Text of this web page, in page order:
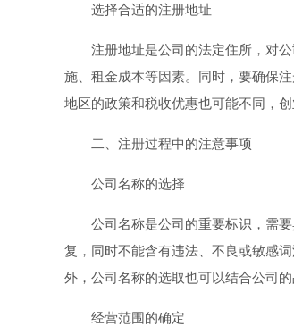
选择合适的注册地址
注册地址是公司的法定住所，对
施、租金成本等因素。同时，要确保
地区的政策和税收优惠也可能不同，
二、注册过程中的注意事项
公司名称的选择
公司名称是公司的重要标识，需
复，同时不能含有违法、不良或敏感
外，公司名称的选取也可以结合公司
经营范围的确定